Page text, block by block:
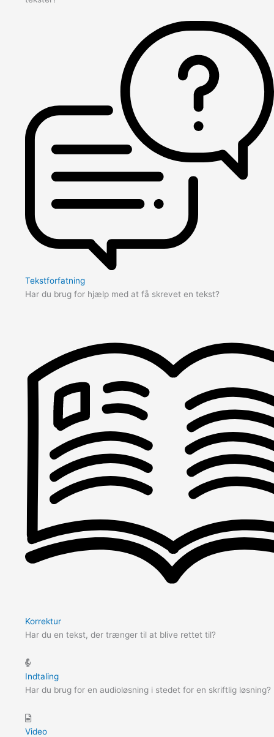
Tekstforfatning
Har du brug for hjælp med at få skrevet en tekst?
Korrektur
Har du en tekst, der trænger til at blive rettet til?
Indtaling
Har du brug for en audioløsning i stedet for en skriftlig løsning?
Video